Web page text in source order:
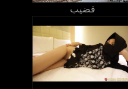
قضيب